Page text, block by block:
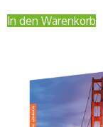
In den Warenkorb